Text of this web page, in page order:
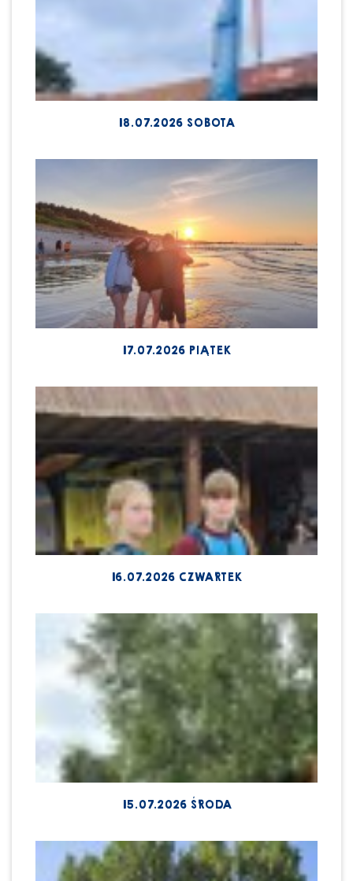
18.07.2026 SOBOTA
17.07.2026 PIĄTEK
16.07.2026 CZWARTEK
15.07.2026 ŚRODA